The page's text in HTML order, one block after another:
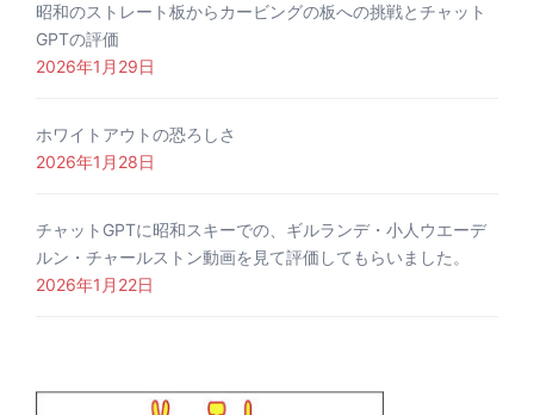
昭和のストレート板からカービングの板への挑戦とチャット
GPTの評価
2026年1月29日
ホワイトアウトの恐ろしさ
2026年1月28日
チャットGPTに昭和スキーでの、ギルランデ・小人ウエーデ
ルン・チャールストン動画を見て評価してもらいました。
2026年1月22日